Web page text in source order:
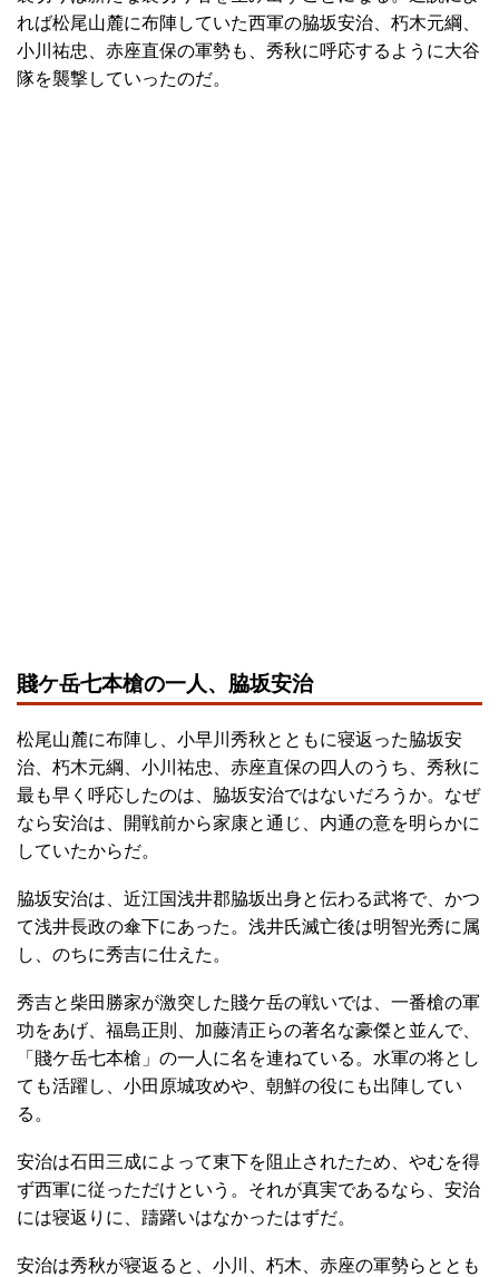
れば松尾山麓に布陣していた西軍の脇坂安治、朽木元綱、
小川祐忠、赤座直保の軍勢も、秀秋に呼応するように大谷
隊を襲撃していったのだ。
賤ケ岳七本槍の一人、脇坂安治
松尾山麓に布陣し、小早川秀秋とともに寝返った脇坂安
治、朽木元綱、小川祐忠、赤座直保の四人のうち、秀秋に
最も早く呼応したのは、脇坂安治ではないだろうか。なぜ
なら安治は、開戦前から家康と通じ、内通の意を明らかに
していたからだ。
脇坂安治は、近江国浅井郡脇坂出身と伝わる武将で、かつ
て浅井長政の傘下にあった。浅井氏滅亡後は明智光秀に属
し、のちに秀吉に仕えた。
秀吉と柴田勝家が激突した賤ケ岳の戦いでは、一番槍の軍
功をあげ、福島正則、加藤清正らの著名な豪傑と並んで、
「賤ケ岳七本槍」の一人に名を連ねている。水軍の将とし
ても活躍し、小田原城攻めや、朝鮮の役にも出陣してい
る。
安治は石田三成によって東下を阻止されたため、やむを得
ず西軍に従っただけという。それが真実であるなら、安治
には寝返りに、躊躇いはなかったはずだ。
安治は秀秋が寝返ると、小川、朽木、赤座の軍勢らととも